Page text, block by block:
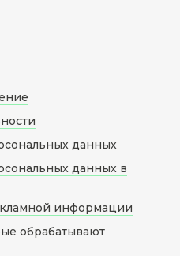
данных
данных в
информации
обрабатывают